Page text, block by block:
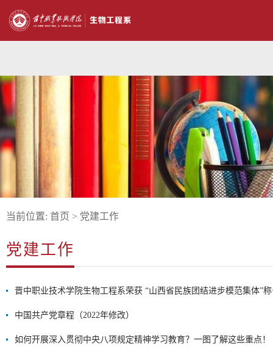
当前位置: 首页 > 党建工作
党建工作
晋中职业技术学院生物工程系荣获 “山西省民族团结进步模范集体”
中国共产党章程（2022年修改）
如何开展深入贯彻中央八项规定精神学习教育？一图了解这些重点！